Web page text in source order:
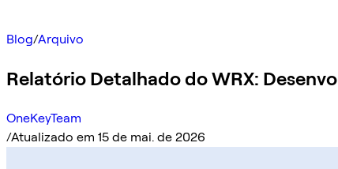
Blog/Arquivo
Relatório Detalhado do WRX:
OneKeyTeam
/Atualizado em 15 de mai. de 2026